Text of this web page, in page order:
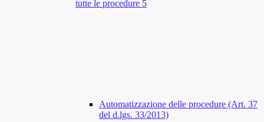
tutte le procedure 5
Automatizzazione delle procedure (Art. 37
del d.lgs. 33/2013)